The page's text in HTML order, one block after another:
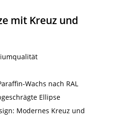
mit Kreuz und
Wachs nach RAL
Ellipse
Modernes Kreuz und